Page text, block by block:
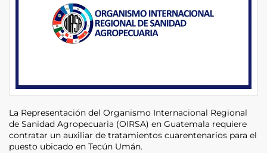
La Representación del Organismo Internacional Regional
de Sanidad Agropecuaria (OIRSA) en Guatemala requiere
contratar un auxiliar de tratamientos cuarentenarios para el
puesto ubicado en Tecún Umán.